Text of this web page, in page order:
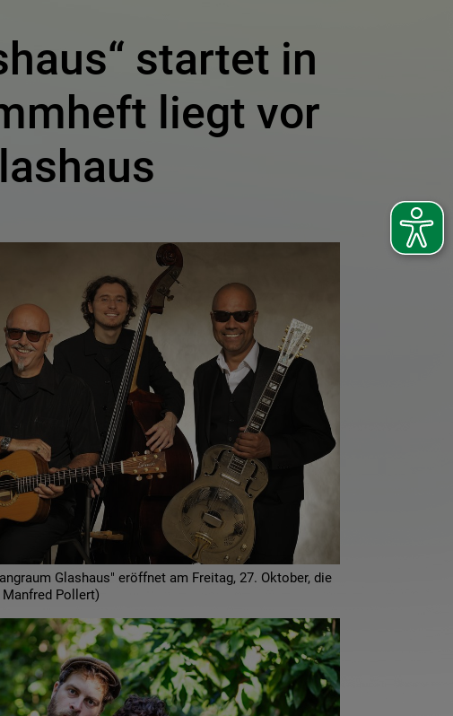
startet in
liegt vor
Glashaus" eröffnet am Freitag, 27. Oktober, die
Pollert)